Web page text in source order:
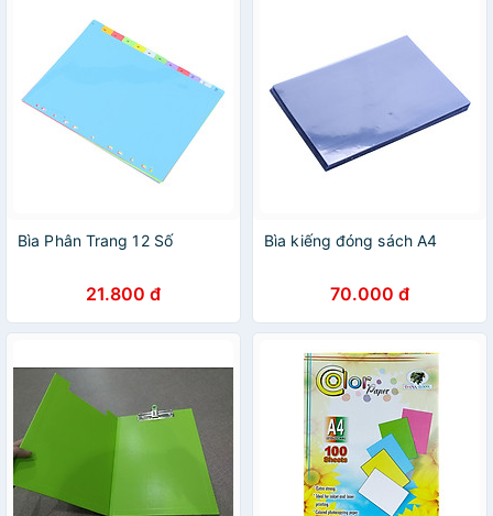
Bìa Phân Trang 12 Số
21.800 đ
Bìa kiếng đóng sách A4
70.000 đ